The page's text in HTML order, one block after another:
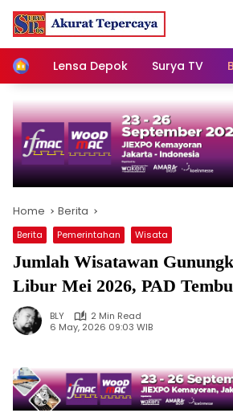
Skip
content
HomeLensa Depok Surya TV
Home Berita
Berita Pemerintahan Wisata
Jumlah Wisatawan
Libur Mei 2026, PAD
BLY
2 Min Read
6 May, 2026 09:03 WIB